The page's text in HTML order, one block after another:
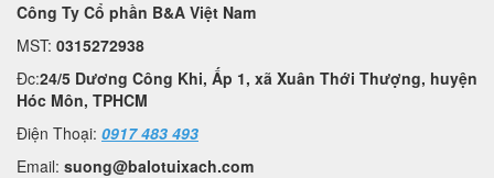
Công Ty Cổ phần B&A Việt Nam
MST: 0315272938
Đc:24/5 Dương Công Khi, Ấp 1, xã Xuân Thới Thượng, huyện
Hóc Môn, TPHCM
Điện Thoại: 0917 483 493
Email: suong@balotuixach.com